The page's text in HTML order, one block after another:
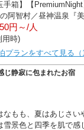
手箱】【
阿智村／昼神温泉『美
円～/人
用時)
プランをすべて見る（
じ静寂に包まれたお宿
なもも、夏はあじさい
雪景色と四季を肌で感